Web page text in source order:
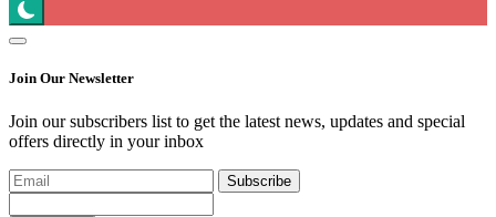
Join Our Newsletter
Join our subscribers list to get the latest news, updates and special
offers directly in your inbox
Subscribe